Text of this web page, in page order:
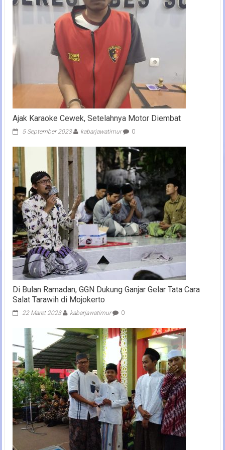
Ajak Karaoke Cewek, Setelahnya Motor Diembat
5 September 2023 kabarjawatimur 0
Di Bulan Ramadan, GGN Dukung Ganjar Gelar Tata Cara
Salat Tarawih di Mojokerto
22 Maret 2023 kabarjawatimur 0